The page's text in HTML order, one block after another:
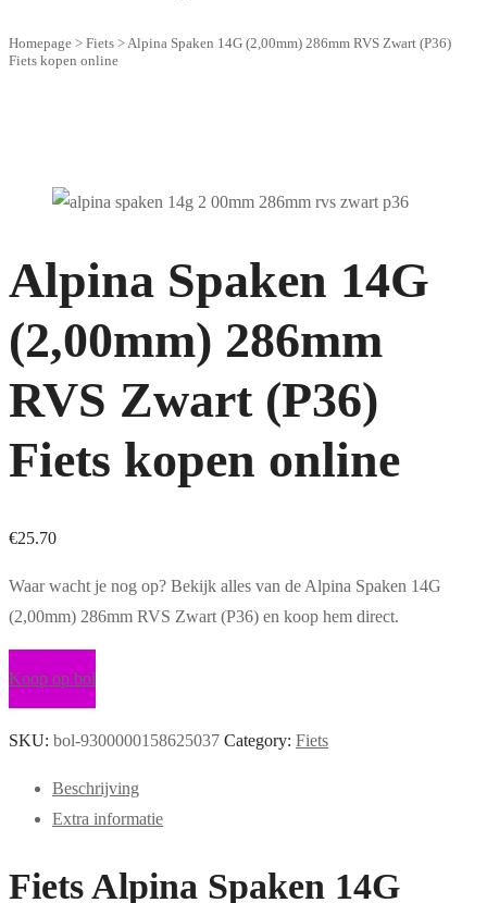
Homepage > Fiets > Alpina Spaken 14G (2,00mm) 286mm RVS Zwart (P36)
Fiets kopen online
Alpina Spaken 14G
(2,00mm) 286mm
RVS Zwart (P36)
Fiets kopen online
€25.70
Waar wacht je nog op? Bekijk alles van de Alpina Spaken 14G
(2,00mm) 286mm RVS Zwart (P36) en koop hem direct.
Koop op bol
SKU: bol-9300000158625037 Category: Fiets
Beschrijving
Extra informatie
Fiets Alpina Spaken 14G